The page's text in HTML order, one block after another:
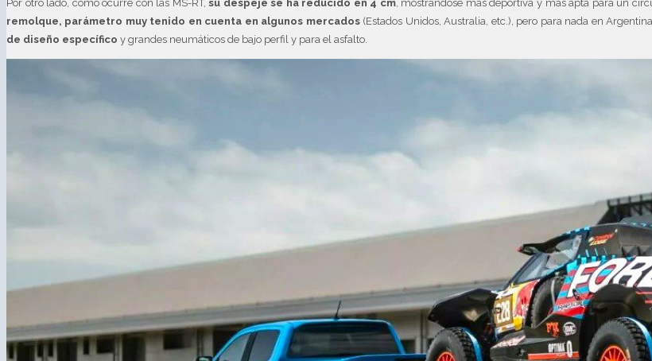
Por otro lado, como ocurre con las MS-RT,su despeje se ha reducido en 4 cm, mostrándose más deportiva y más apta para un
remolque, parámetro muy tenido en cuenta en algunos mercados(Estados Unidos, Australia, etc.), pero para nada en
de diseño específico y grandes neumáticos de bajo perfil y para el asfalto.